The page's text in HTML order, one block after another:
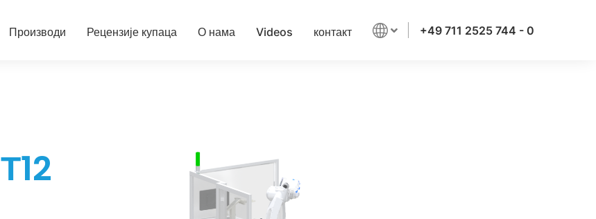
Производи Рецензије купаца О нама Videos контакт +49 711 2525 744 - 0
Т12